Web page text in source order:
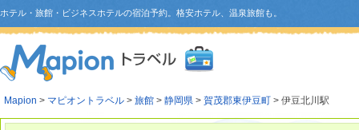
ホテル・旅館・ビジネスホテルの宿泊予約。格安ホテル、温泉旅館も。
Mapion > マピオントラベル > 旅館 > 静岡県 > 賀茂郡東伊豆町 > 伊豆北川駅